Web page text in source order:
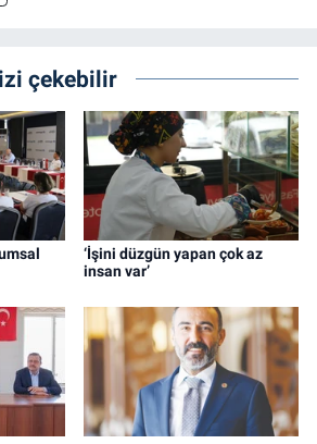
çekebilir
‘İşini düzgün yapan çok az
insan var’